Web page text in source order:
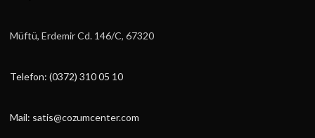
Müftü, Erdemir Cd. 146/C, 67320
Telefon: (0372) 310 05 10
Mail: satis@cozumcenter.com